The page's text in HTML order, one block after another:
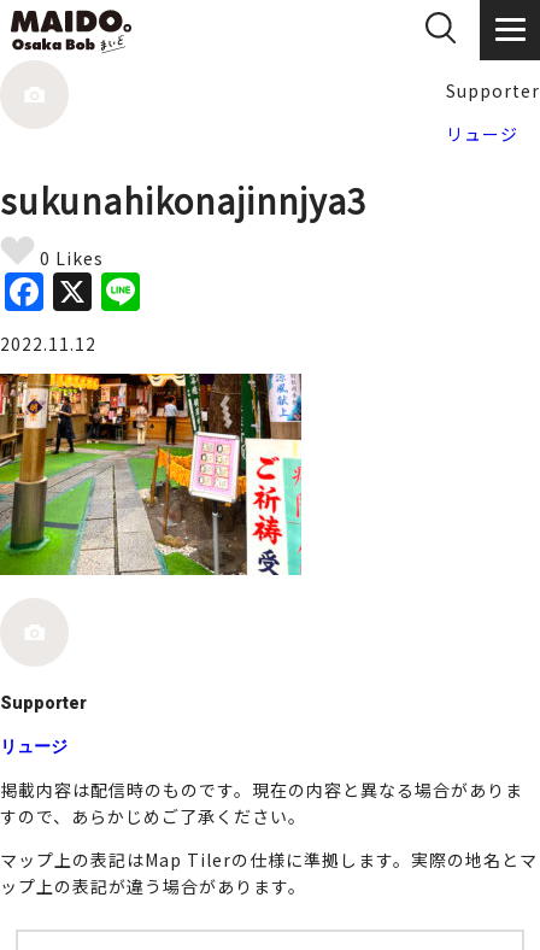
Supporter
リュージ
sukunahikonajinnjya3
0 Likes
F
a
c
e
b
o
o
k
X
e
2022.11.12
Supporter
リュージ
掲載内容は配信時のものです。現在の内容と異なる場合がありま
すので、あらかじめご了承ください。
マップ上の表記はMap Tilerの仕様に準拠します。実際の地名とマ
ップ上の表記が違う場合があります。